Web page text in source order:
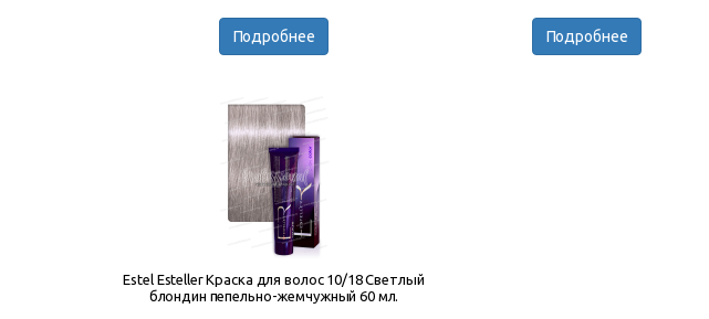
Подробнее Подробнее
Estel Esteller Краска для волос 10/18 Светлый
блондин пепельно-жемчужный 60 мл.